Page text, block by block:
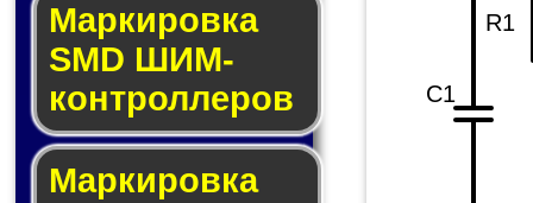
Маркировка
SMD ШИМ-
кон­трол­ле­ров
Маркировка
C1
R1